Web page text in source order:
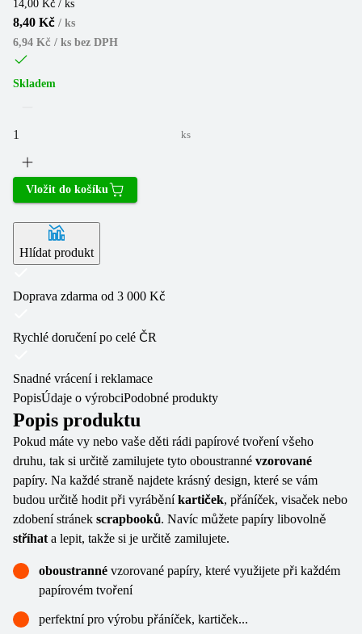
14,00 Kč / ks
8,40 Kč / ks
6,94 Kč / ks bez DPH
Skladem
ks
Vložit do košíku
Hlídat produkt
Doprava zdarma od 3 000 Kč
Rychlé doručení po celé ČR
Snadné vrácení i reklamace
PopisÚdaje o výrobciPodobné produkty
Popis produktu
Pokud máte vy nebo vaše děti rádi papírové tvoření všeho
druhu, tak si určitě zamilujete tyto oboustranné vzorované
papíry. Na každé straně najdete krásný design, které se vám
budou určitě hodit při vyráběníkartiček, přáníček, visaček nebo
zdobení stránek scrapbooků. Navíc můžete papíry libovolně
stříhat a lepit, takže si je určitě zamilujete.
oboustranné vzorované papíry, které využijete při každém
papírovém tvoření
perfektní pro výrobu přáníček, kartiček...